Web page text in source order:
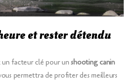
et rester détendu
un facteur clé pour unshooting canin
permettra de profiter des meilleurs